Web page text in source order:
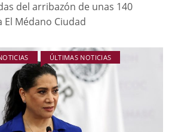
del arribazón de unas 140
Médano Ciudad
ÚLTIMAS NOTICIAS